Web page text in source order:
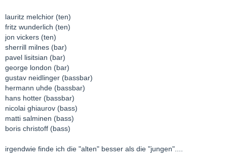
lauritz melchior (ten)
fritz wunderlich (ten)
jon vickers (ten)
sherrill milnes (bar)
pavel lisitsian (bar)
george london (bar)
gustav neidlinger (bassbar)
hermann uhde (bassbar)
hans hotter (bassbar)
nicolai ghiaurov (bass)
matti salminen (bass)
boris christoff (bass)
irgendwie finde ich die "alten" besser als die "jungen"....